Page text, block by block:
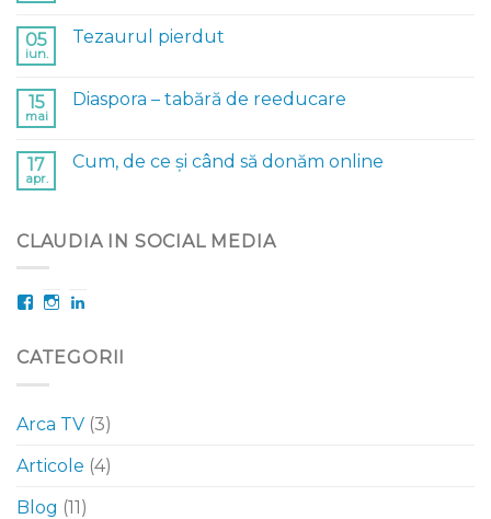
05
iun.
Tezaurul pierdut
15
mai
Diaspora – tabără de reeducare
17
apr.
Cum, de ce și când să donăm online
CLAUDIA IN SOCIAL MEDIA
FacebookInstagram
CATEGORII
Arca TV (3)
Articole (4)
Blog (11)